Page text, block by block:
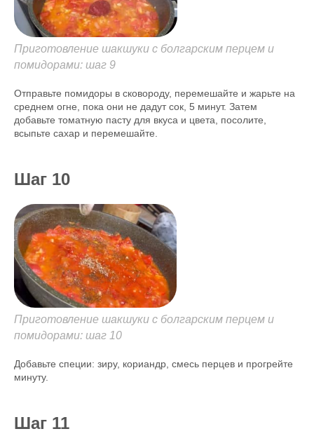
Приготовление шакшуки с болгарским перцем и
помидорами: шаг 9
Отправьте помидоры в сковороду, перемешайте и жарьте на
среднем огне, пока они не дадут сок, 5 минут. Затем
добавьте томатную пасту для вкуса и цвета, посолите,
всыпьте сахар и перемешайте.
Шаг 10
Приготовление шакшуки с болгарским перцем и
помидорами: шаг 10
Добавьте специи: зиру, кориандр, смесь перцев и прогрейте
минуту.
Шаг 11